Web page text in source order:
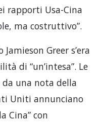
rapporti Usa-Cina
ma costruttivo”.
Greer s’era
di “un’intesa”. Le
da una nota della
Uniti annunciano
Cina” con